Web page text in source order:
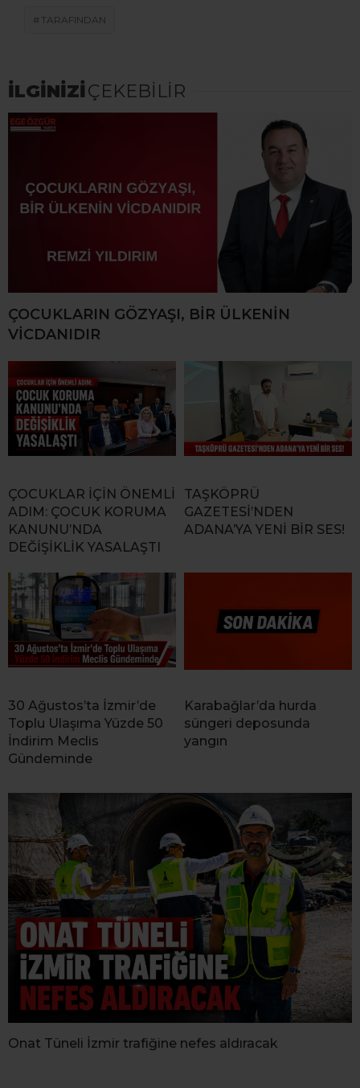
TARAFINDAN
İLGİNİZİÇEKEBİLİR
ÇOCUKLARIN GÖZYAŞI, BİR ÜLKENİN
VİCDANIDIR
ÇOCUKLAR İÇİN ÖNEMLİ
ADIM: ÇOCUK KORUMA
KANUNU’NDA
DEĞİŞİKLİK YASALAŞTI
TAŞKÖPRÜ
GAZETESİ’NDEN
ADANA’YA YENİ BİR SES!
30 Ağustos’ta İzmir’de
Toplu Ulaşıma Yüzde 50
İndirim Meclis
Gündeminde
Karabağlar’da hurda
süngeri deposunda
yangın
Onat Tüneli İzmir trafiğine nefes aldıracak